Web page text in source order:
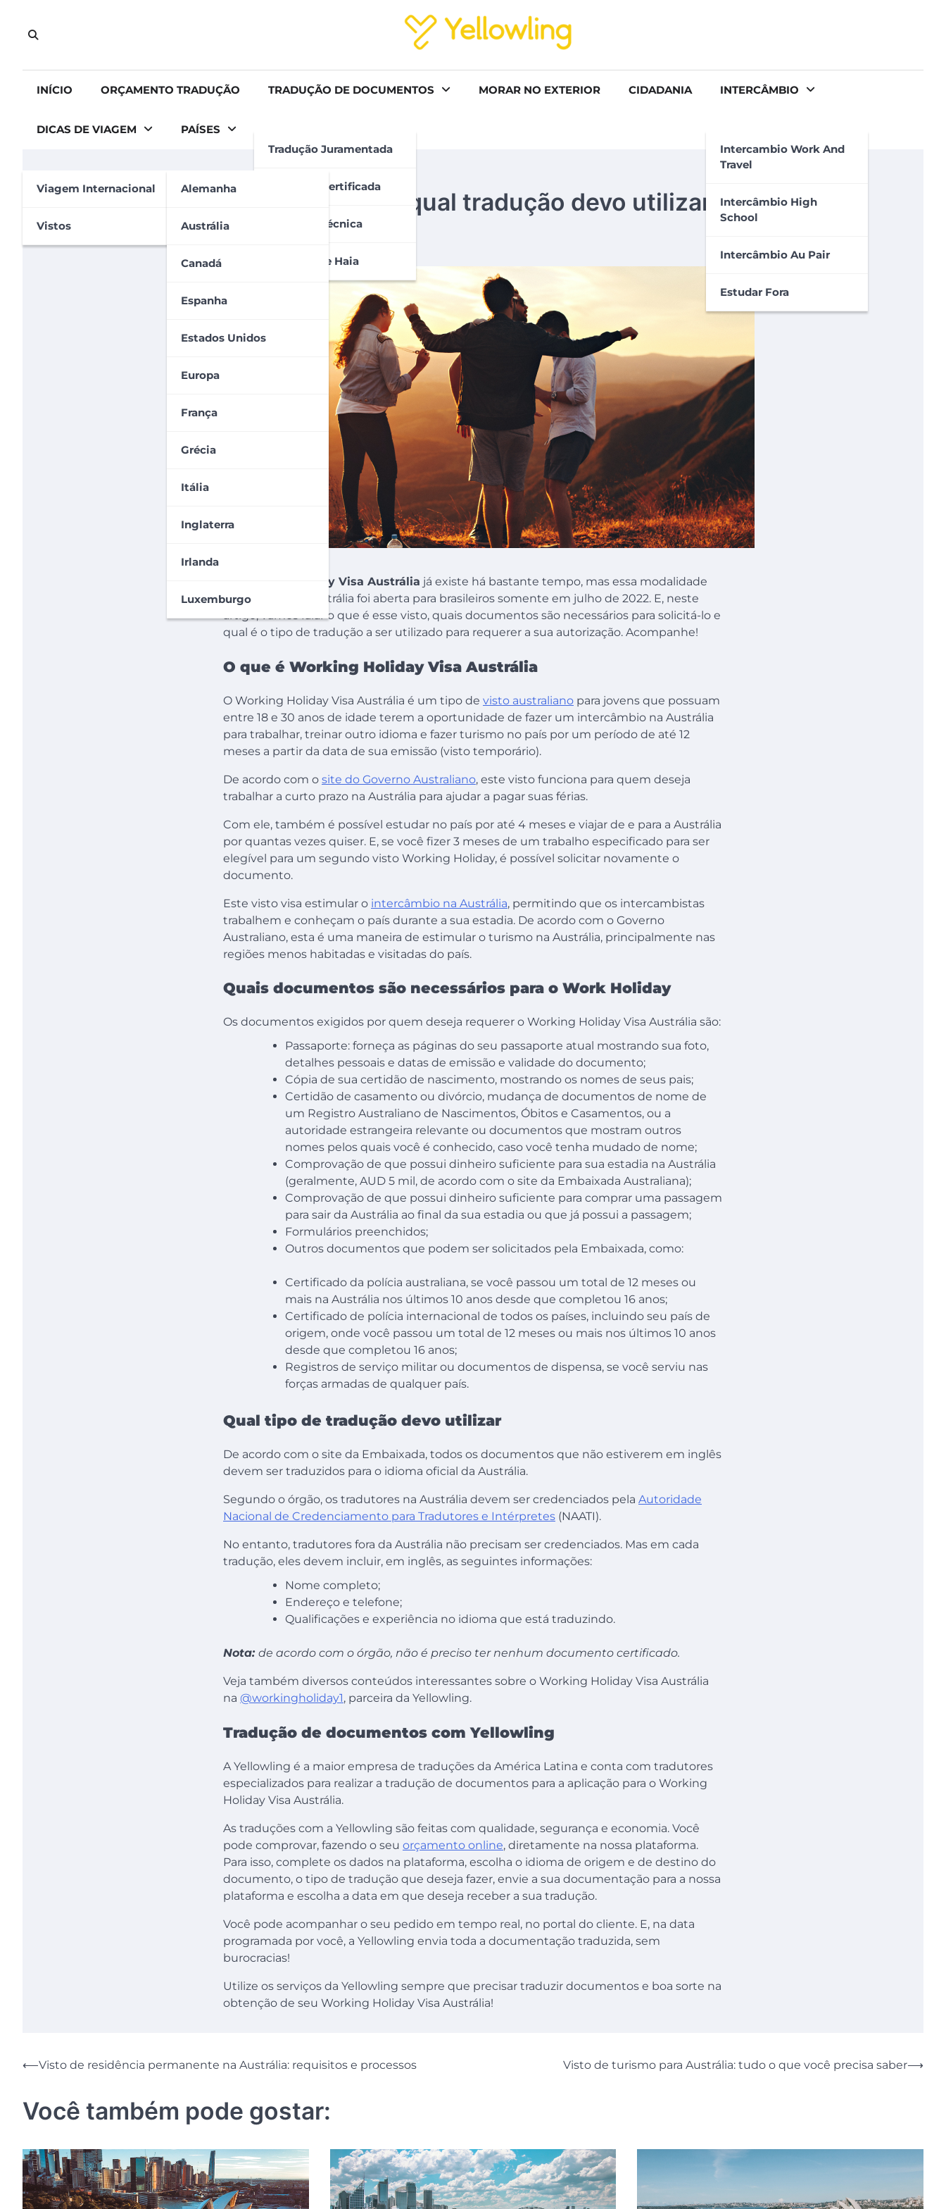
content
INÍCIO ORÇAMENTO TRADUÇÃO TRADUÇÃO DE DOCUMENTOS
Tradução Juramentada
Tradução Certificada
Tradução Técnica
Apostila De Haia
MORAR NO EXTERIOR CIDADANIA INTERCÂMBIO
Intercambio Work And
Travel
Intercâmbio High
School
Intercâmbio Au Pair
Estudar Fora
DICAS DE VIAGEM
Viagem Internacional
Vistos
PAÍSES
Alemanha
Austrália
Canadá
Espanha
Estados Unidos
Europa
França
Grécia
Itália
Inglaterra
Irlanda
Luxemburgo
Working Holiday Visa Austrália: qual tradução devo utilizar?
Carolina Carvalho 15 de agosto de 2023
Working Holiday Visa Austrália já existe há bastante tempo, mas essa modalidade
de visto para a Austrália foi aberta para brasileiros somente em julho de 2022. E, neste
artigo, vamos falar o que é esse visto, quais documentos são necessários para solicitá-lo e
qual é o tipo de tradução a ser utilizado para requerer a sua autorização. Acompanhe!
O que é Working Holiday Visa Austrália
O Working Holiday Visa Austrália é um tipo de visto australiano para jovens que possuam
entre 18 e 30 anos de idade terem a oportunidade de fazer um intercâmbio na Austrália
para trabalhar, treinar outro idioma e fazer turismo no país por um período de até 12
meses a partir da data de sua emissão (visto temporário).
De acordo com o site do Governo Australiano, este visto funciona para quem deseja
trabalhar a curto prazo na Austrália para ajudar a pagar suas férias.
Com ele, também é possível estudar no país por até 4 meses e viajar de e para a Austrália
por quantas vezes quiser. E, se você fizer 3 meses de um trabalho especificado para ser
elegível para um segundo visto Working Holiday, é possível solicitar novamente o
documento.
Este visto visa estimular o intercâmbio na Austrália, permitindo que os intercambistas
trabalhem e conheçam o país durante a sua estadia. De acordo com o Governo
Australiano, esta é uma maneira de estimular o turismo na Austrália, principalmente nas
regiões menos habitadas e visitadas do país.
Quais documentos são necessários para o Work Holiday
Os documentos exigidos por quem deseja requerer o Working Holiday Visa Austrália são:
Passaporte: forneça as páginas do seu passaporte atual mostrando sua foto,
detalhes pessoais e datas de emissão e validade do documento;
Cópia de sua certidão de nascimento, mostrando os nomes de seus pais;
Certidão de casamento ou divórcio, mudança de documentos de nome de
um Registro Australiano de Nascimentos, Óbitos e Casamentos, ou a
autoridade estrangeira relevante ou documentos que mostram outros
nomes pelos quais você é conhecido, caso você tenha mudado de nome;
Comprovação de que possui dinheiro suficiente para sua estadia na Austrália
(geralmente, AUD 5 mil, de acordo com o site da Embaixada Australiana);
Comprovação de que possui dinheiro suficiente para comprar uma passagem
para sair da Austrália ao final da sua estadia ou que já possui a passagem;
Formulários preenchidos;
Outros documentos que podem ser solicitados pela Embaixada, como:
Certificado da polícia australiana, se você passou um total de 12 meses ou
mais na Austrália nos últimos 10 anos desde que completou 16 anos;
Certificado de polícia internacional de todos os países, incluindo seu país de
origem, onde você passou um total de 12 meses ou mais nos últimos 10 anos
desde que completou 16 anos;
Registros de serviço militar ou documentos de dispensa, se você serviu nas
forças armadas de qualquer país.
Qual tipo de tradução devo utilizar
De acordo com o site da Embaixada, todos os documentos que não estiverem em inglês
devem ser traduzidos para o idioma oficial da Austrália.
Segundo o órgão, os tradutores na Austrália devem ser credenciados pela Autoridade
Nacional de Credenciamento para Tradutores e Intérpretes (NAATI).
No entanto, tradutores fora da Austrália não precisam ser credenciados. Mas em cada
tradução, eles devem incluir, em inglês, as seguintes informações:
Nome completo;
Endereço e telefone;
Qualificações e experiência no idioma que está traduzindo.
Nota: de acordo com o órgão, não é preciso ter nenhum documento certificado.
Veja também diversos conteúdos interessantes sobre o Working Holiday Visa Austrália
na @workingholiday1, parceira da Yellowling.
Tradução de documentos com Yellowling
A Yellowling é a maior empresa de traduções da América Latina e conta com tradutores
especializados para realizar a tradução de documentos para a aplicação para o Working
Holiday Visa Austrália.
As traduções com a Yellowling são feitas com qualidade, segurança e economia. Você
pode comprovar, fazendo o seu orçamento online, diretamente na nossa plataforma.
Para isso, complete os dados na plataforma, escolha o idioma de origem e de destino do
documento, o tipo de tradução que deseja fazer, envie a sua documentação para a nossa
plataforma e escolha a data em que deseja receber a sua tradução.
Você pode acompanhar o seu pedido em tempo real, no portal do cliente. E, na data
programada por você, a Yellowling envia toda a documentação traduzida, sem
burocracias!
Utilize os serviços da Yellowling sempre que precisar traduzir documentos e boa sorte na
obtenção de seu Working Holiday Visa Austrália!
Navegação
Post
⟵Visto de residência permanente na Austrália: requisitos e processos Visto de turismo para Austrália: tudo o que você precisa saber⟶
Você também pode gostar: